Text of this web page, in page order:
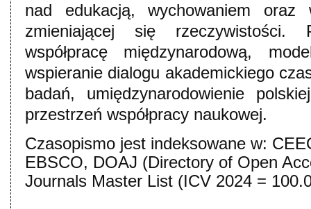
nad edukacją, wychowaniem oraz
zmieniającej się rzeczywistości.
współpracę międzynarodową,
wspieranie dialogu akademickiego
badań, umiędzynarodowienie
przestrzeń współpracy naukowej.
Czasopismo jest indeksowane w:
EBSCO, DOAJ (Directory of Open
Journals Master List (ICV 2024 =